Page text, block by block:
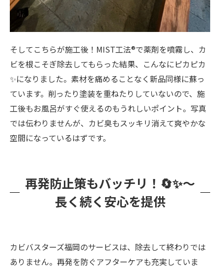
そしてこちらが施工後！MIST工法®で薬剤を噴霧し、カ
ビを根こそぎ除去してもらった結果、こんなにピカピカ
✨になりました。素材を痛めることなく新品同様に蘇っ
ています。削ったり塗装を重ねたりしていないので、施
工後もお風呂がすぐ使えるのもうれしいポイント。写真
では伝わりませんが、カビ臭もスッキリ消えて爽やかな
空間になっているはずです。
再発防止策もバッチリ！🔄✨～
長く続く安心を提供
カビバスターズ福岡のサービスは、除去して終わりでは
ありません。再発を防ぐアフターケアも充実していま